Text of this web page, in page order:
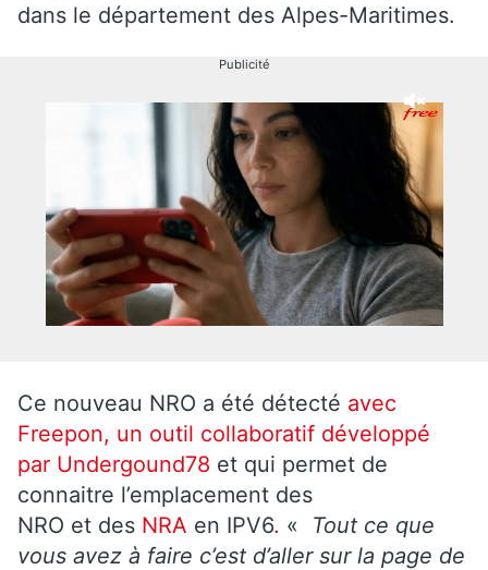
dans le département des Alpes-Maritimes.
Publicité
Ce nouveau NRO a été détecté avec
Freepon, un outil collaboratif développé
par Undergound78 et qui permet de
connaitre l’emplacement des
NRO et des NRA en IPV6. «
Tout ce que
vous avez à faire c’est d’aller sur la page de